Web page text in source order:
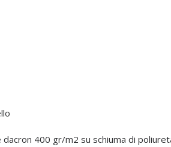
dacron 400 gr/m2 su schiuma di